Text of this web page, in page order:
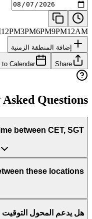
12PM3PM6PM9PM12AM
إضافة المنطقة الزمنية
Share
to Calendar
Questions
between CET, SGT?
these locations?
هل يدعم المحول